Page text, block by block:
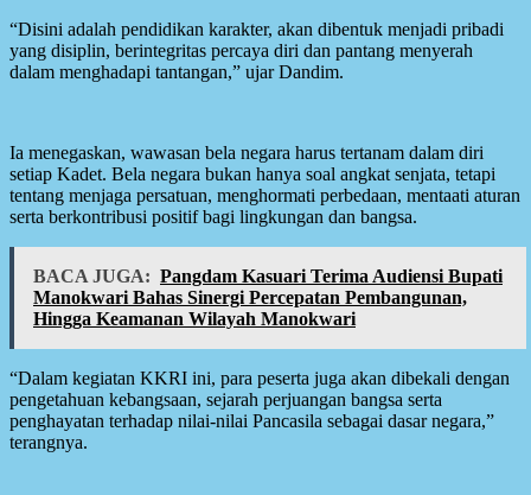
“Disini adalah pendidikan karakter, akan dibentuk menjadi pribadi
yang disiplin, berintegritas percaya diri dan pantang menyerah
dalam menghadapi tantangan,” ujar Dandim.
Ia menegaskan, wawasan bela negara harus tertanam dalam diri
setiap Kadet. Bela negara bukan hanya soal angkat senjata, tetapi
tentang menjaga persatuan, menghormati perbedaan, mentaati aturan
serta berkontribusi positif bagi lingkungan dan bangsa.
BACA JUGA: Pangdam Kasuari Terima Audiensi Bupati
Manokwari Bahas Sinergi Percepatan Pembangunan,
Hingga Keamanan Wilayah Manokwari
“Dalam kegiatan KKRI ini, para peserta juga akan dibekali dengan
pengetahuan kebangsaan, sejarah perjuangan bangsa serta
penghayatan terhadap nilai-nilai Pancasila sebagai dasar negara,”
terangnya.